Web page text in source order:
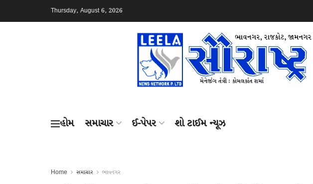
Thursday, August 6, 2026
હોમ સમાચાર ઈ-પેપર શો ટાઈમ ન્યૂઝ
Home સમાચાર ભાવનગર